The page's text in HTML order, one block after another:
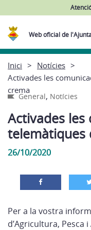
Web oficial de
Inici
Notícies
Activades les
crema
General, Notícies
Activades les
telemàtiques
26/10/2020
Per a la vostra
d’Agricultura, Pesca